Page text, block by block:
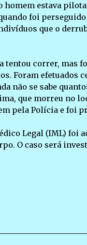
homem estava
foi
que o
tentou correr, mas
Foram efetuados
não se sabe
que morreu no
pela Polícia e foi
Legal (IML) foi
O caso será